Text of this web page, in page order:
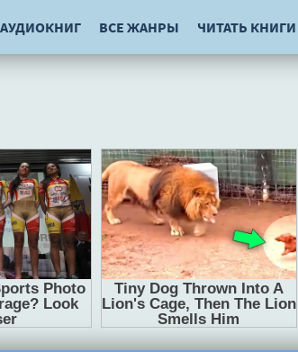
АУДИОКНИГ ВСЕ ЖАНРЫ ЧИТАТЬ КНИГИ